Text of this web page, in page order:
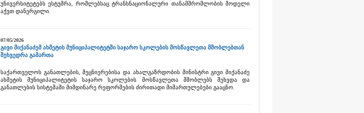
უნივერსიტეტებს ესტუმრა, რომლებსაც ტრანსნაციონალური თანამშრომლობის მოდელი
აქვთ დანერგილი.
07/05/2026
გივი მიქანაძემ ახმეტის მუნიციპალიტეტში საჯარო სკოლების მოსწავლეთა მშობლებთან
შეხვედრა გამართა
საქართველოს განათლების, მეცნიერებისა და ახალგაზრდობის მინისტრი გივი მიქანაძე
ახმეტის მუნიციპალიტეტის საჯარო სკოლების მოსწავლეთა მშობლებს შეხვდა და
განათლების სისტემაში მიმდინარე რეფორმების ძირითადი მიმართულებები გააცნო.